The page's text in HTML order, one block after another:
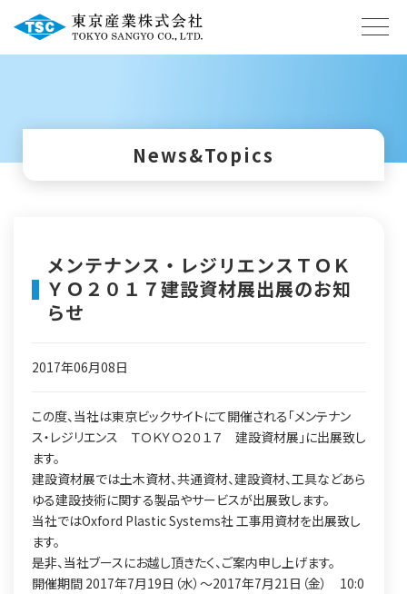
News&Topics
メンテナンス・レジリエンスＴＯＫ
ＹＯ２０１７建設資材展出展のお知
らせ
2017年06月08日
この度、当社は東京ビックサイトにて開催される「メンテナン
ス・レジリエンス ＴＯＫＹＯ２０１７ 建設資材展」に出展致し
ます。
建設資材展では土木資材、共通資材、建設資材、工具などあら
ゆる建設技術に関する製品やサービスが出展致します。
当社ではOxford Plastic Systems社 工事用資材を出展致し
ます。
是非、当社ブースにお越し頂きたく、ご案内申し上げます。
開催期間 2017年7月19日（水）〜2017年7月21日（金） 10:0